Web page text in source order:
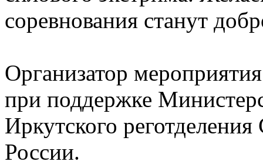
соревнования станут
Организатор
при поддержке
Иркутского
России.